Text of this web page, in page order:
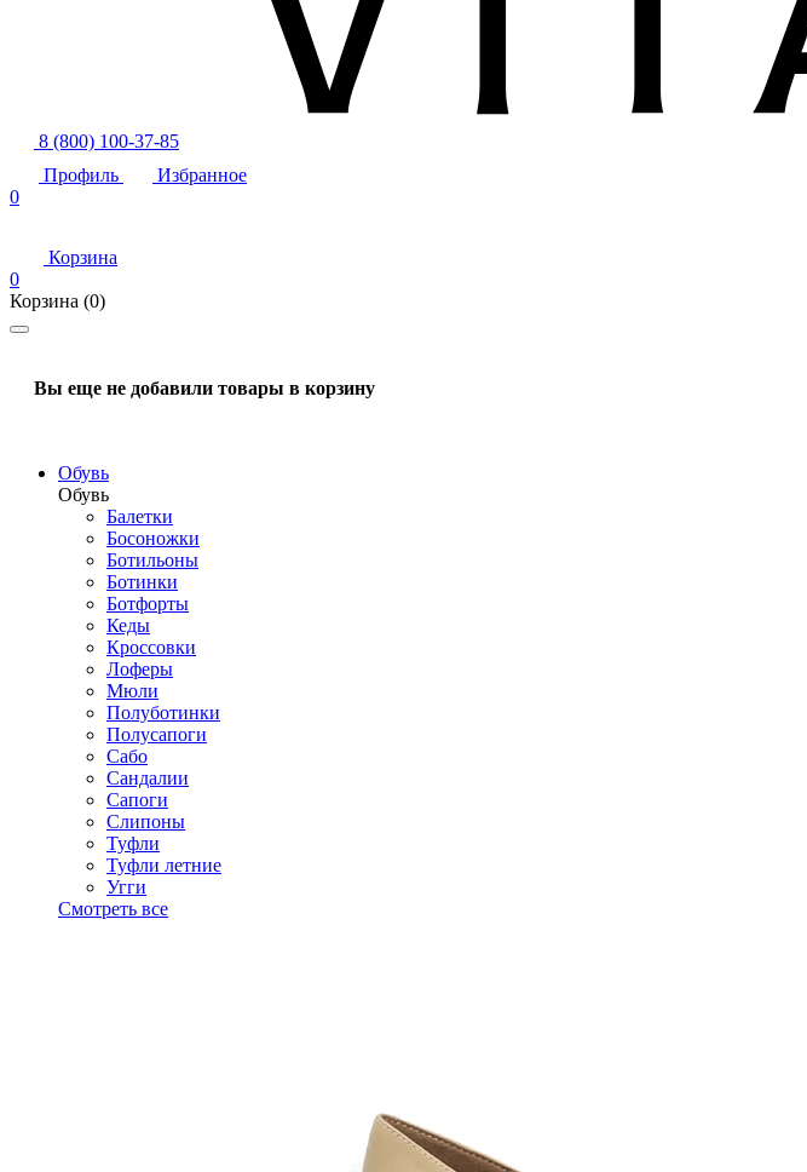
8 (800) 100-37-85
Профиль
Избранное
0
Корзина
0
Корзина (0)
Вы еще не добавили товары в корзину
Обувь
Обувь
Балетки
Босоножки
Ботильоны
Ботинки
Ботфорты
Кеды
Кроссовки
Лоферы
Мюли
Полуботинки
Полусапоги
Сабо
Сандалии
Сапоги
Слипоны
Туфли
Туфли летние
Угги
Смотреть все